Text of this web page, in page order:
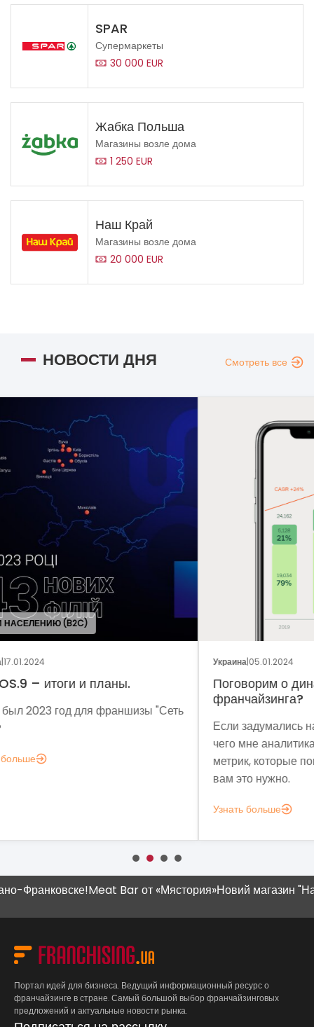
SPAR
Супермаркеты
30 000 EUR
Жабка Польша
Магазины возле дома
1 250 EUR
Наш Край
Магазины возле дома
20 000 EUR
НОВОСТИ ДНЯ Смотреть все
Поговорим о динамике рынка
Если задумались над вопросом «А для
чего мне аналитика?», вот несколько
метрик, которые помогут понять, зачем
мы
Meat Bar от «Мястория»Новий магазин "Наш
Портал идей для бизнеса. Ведущий информационный ресурс о
франчайзинге в стране. Самый большой выбор франчайзинговых
предложений и актуальные новости рынка.